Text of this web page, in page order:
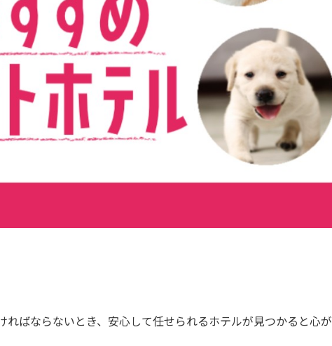
ばならないとき、安心して任せられるホテルが見つかると心が